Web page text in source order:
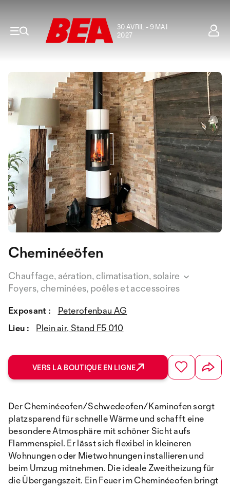
30 AVRIL - 9 MAI
2027
Cheminéeöfen
Chauffage, aération, climatisation, solaire
Foyers, cheminées, poêles et accessoires
Exposant :
Peterofenbau AG
Lieu :
Plein air, Stand F5 010
VERS LA BOUTIQUE EN LIGNE
Der Cheminéeofen/Schwedeofen/Kaminofen sorgt
platzsparend für schnelle Wärme und schafft eine
besondere Atmosphäre mit schöner Sicht aufs
Flammenspiel. Er lässt sich flexibel in kleineren
Wohnungen oder Mietwohnungen installieren und
beim Umzug mitnehmen. Die ideale Zweitheizung für
die Übergangszeit. Ein Feuer im Cheminéeofen bringt